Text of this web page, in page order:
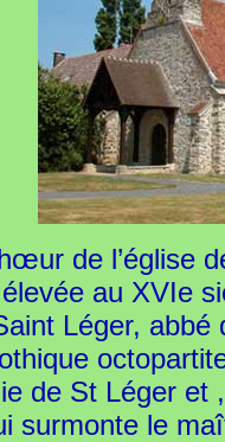
de l’église
au XVIe
Léger,
de St Léger
surmonte le